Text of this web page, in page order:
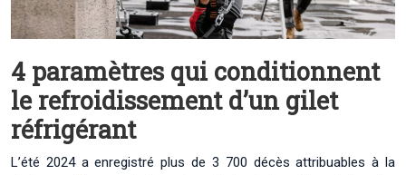
4 paramètres qui conditionnent
le refroidissement d’un gilet
réfrigérant
L’été 2024 a enregistré plus de 3 700 décès attribuables à la